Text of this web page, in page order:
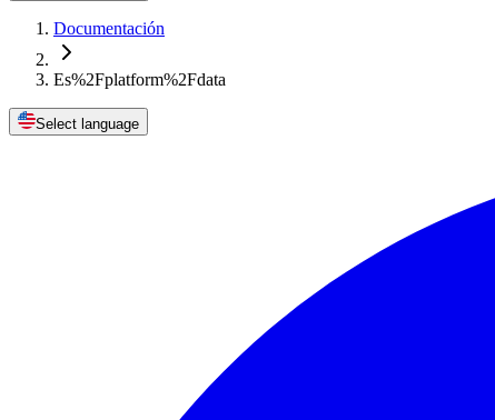
Documentación
Es%2Fplatform%2Fdata
Select language